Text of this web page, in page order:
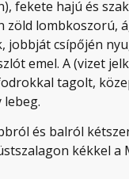
fekete hajú és
zöld lombkoszorú,
jobbját csípőjén
emel. A (vizet
tagolt,
és balról
kékkel a